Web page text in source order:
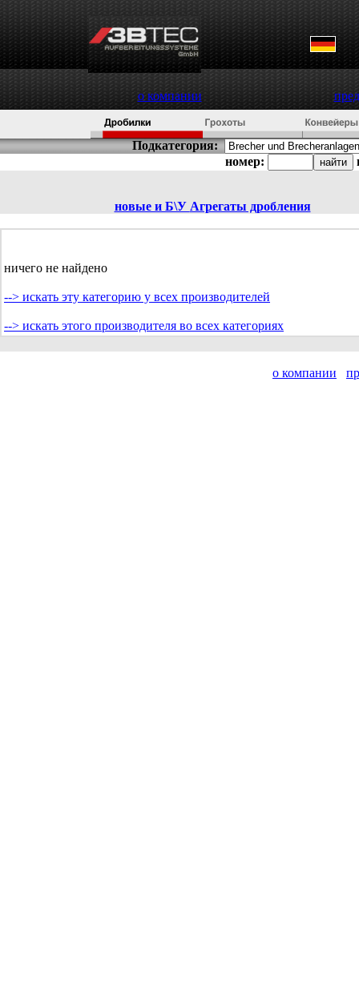
о компании
Подкатегория:
номер:
новые и Б\У Агрегаты дробления
ничего не найдено
--> искать эту категорию у всех производителей
--> искать этого производителя во всех категориях
о компании